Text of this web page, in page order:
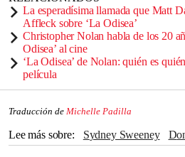
La esperadísima llamada que Matt
Affleck sobre ‘La Odisea’
Christopher Nolan habla de los 20
Odisea’ al cine
‘La Odisea’ de Nolan: quién es
película
Traducción de Michelle Padilla
Lee más sobre Sydney Sweeney